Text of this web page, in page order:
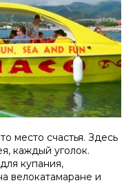
место счастья. Здесь
каждый уголок.
купания,
велокатамаране и